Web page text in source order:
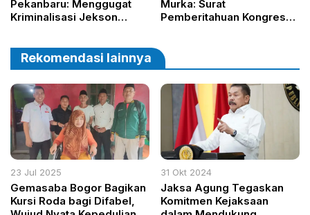
Pekanbaru: Menggugat
Kriminalisasi Jekson
Murka: Surat
Pemberitahuan Kongres
Rekomendasi lainnya
23 Jul 2025
Gemasaba Bogor Bagikan
Kursi Roda bagi Difabel,
31 Okt 2024
Jaksa Agung Tegaskan
Komitmen Kejaksaan